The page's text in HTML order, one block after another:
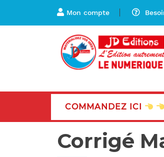
Mon compte
COMMANDEZ ICI
Corrigé